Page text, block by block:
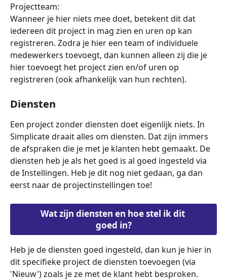
Projectteam:
Wanneer je hier niets mee doet, betekent dit dat
iedereen dit project in mag zien en uren op kan
registreren. Zodra je hier een team of individuele
medewerkers toevoegt, dan kunnen alleen zij die je
hier toevoegt het project zien en/of uren op
registreren (ook afhankelijk van hun rechten).
Diensten
Een project zonder diensten doet eigenlijk niets. In
Simplicate draait alles om diensten. Dat zijn immers
de afspraken die je met je klanten hebt gemaakt. De
diensten heb je als het goed is al goed ingesteld via
de Instellingen. Heb je dit nog niet gedaan, ga dan
eerst naar de projectinstellingen toe!
Wat zijn diensten en hoe stel ik dit
goed in?
Heb je de diensten goed ingesteld, dan kun je hier in
dit specifieke project de diensten toevoegen (via
'Nieuw') zoals je ze met de klant hebt besproken.